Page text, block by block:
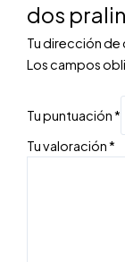
dos
Tu dirección
Los campos
Tu puntuación*
Tu valoración*